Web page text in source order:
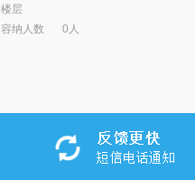
楼层
容纳人数
0人